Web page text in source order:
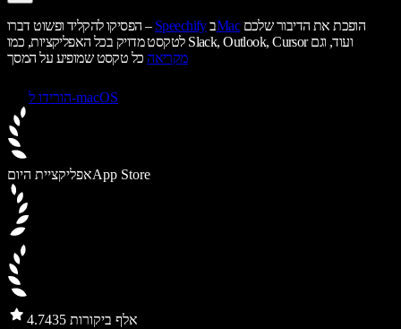
הפסיקו להקליד ופשוט דברו – Speechify בMacהופכת את הדיבור שלכם
לטקסט מדויק בכל האפליקציות, כמו Slack, Outlook, Cursor ועוד, וגם
מקריאהכל טקסט שמופיע על המסך
הורידו ל-macOS
אפליקציית היוםApp Store
4.7 435 אלף ביקורות